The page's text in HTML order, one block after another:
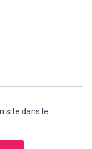
site dans le